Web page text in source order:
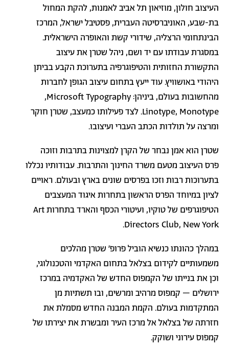
העיצוב חולון, מוזיאון תל אביב לאמנות, להקת המחול
בת-שבע, האוניברסיטה העברית, פסטיבל ישראל, המרכז
הבינתחומי הרצליה, שידורי קשת והאופרה הישראלית.
במסגרת עבודתו עם יד ושם, ניהל שטרן את עיצוב
התקשורת החזותית והטיפוגרפיה בתערוכת הקבע בביתן
היהודי באושוויץ. עוד ייעץ בתחום עיצוב הגופן לחברות
מהחשובות בעולם, ביניהן:Microsoft Typography
,
Linotype, Monotype
.לצד פעילותו כמעצב, שטרן חוקר
ומרצה על תולדות הכתב העברי ועיצובו.
שטרן הוא אמן נבחר של הקרן למצוינות בתרבות וזוכה
פרס העיצוב מטעם משרד החינוך והתרבות.עבודותיו נכללו
בתערוכות רבות וזכו בפרסים שונים בארץ ובעולם. ראויים
לציון במיוחד הפרס הראשון בתחרות איגוד המעצבים
הטיפוגרפים של טוקיו, ועיטורי הכסף והארד בתחרותArt
Directors Club, New York
.
במהלך כהונתו כנשיא הוביל פרופ' שטרן מהלכים
משמעותיים לקידום בצלאל בתחום האקדמי והטכנולוגי,
וכן את בנייתו של הקמפוס החדש של האקדמיה במרכז
ירושלים – קמפוס מרהיב ומרשים, ובו תשתיות מן
המתקדמות בעולם. הקמת המבנה החדש מסמלת את
חזרתה של בצלאל אל מרכז העיר ומבשרת את יצירתו של
קמפוס עירוני ושוקק.